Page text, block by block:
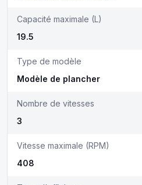
Capacité maximale (L)
19.5
Type de modèle
Modèle de plancher
Nombre de vitesses
3
Vitesse maximale (RPM)
408